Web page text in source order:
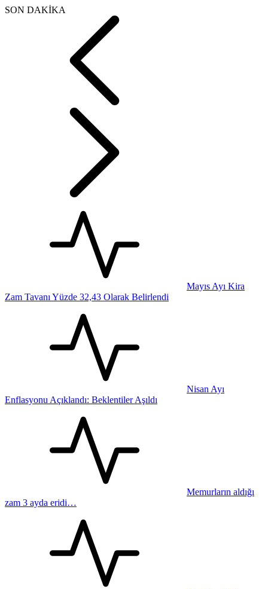
SON DAKİKA
Mayıs Ayı Kira
Zam Tavanı Yüzde 32,43 Olarak Belirlendi
Nisan Ayı
Enflasyonu Açıklandı: Beklentiler Aşıldı
Memurların aldığı
zam 3 ayda eridi…